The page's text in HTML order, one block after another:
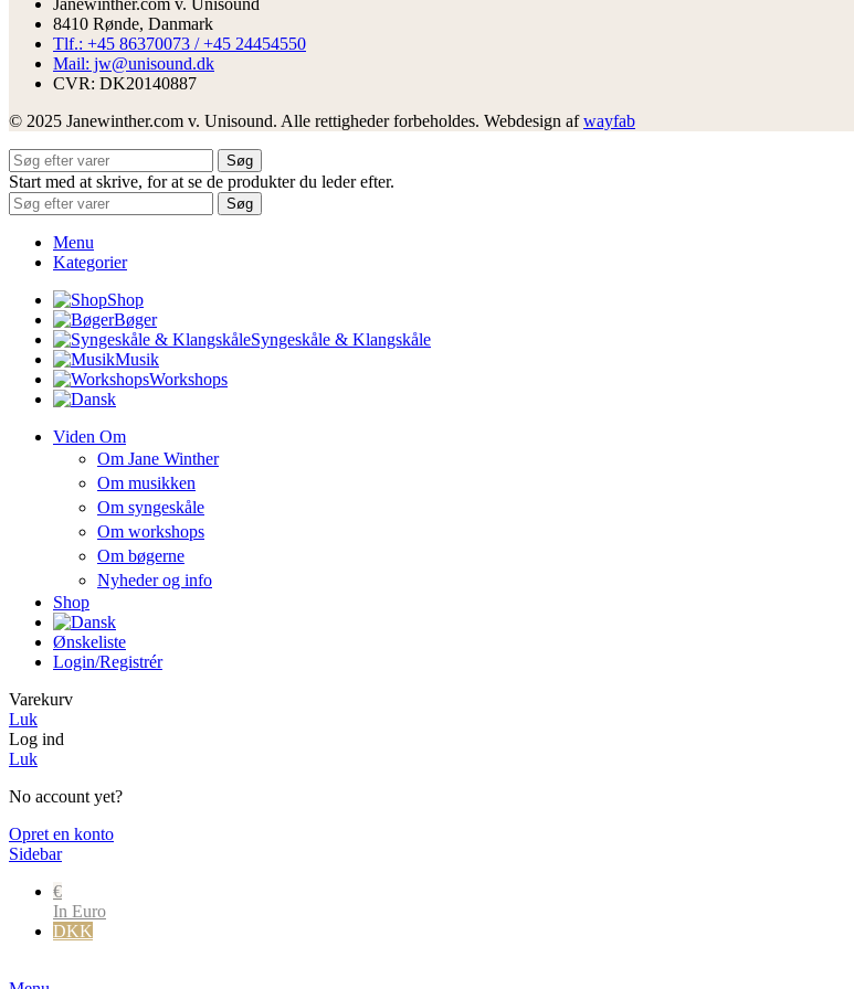
8410 Rønde, Danmark
Tlf.: +45 86370073 / +45 24454550
Mail: jw@unisound.dk
CVR: DK20140887
© 2025 Janewinther.com v. Unisound. Alle rettigheder forbeholdes. Webdesign afwayfab
Søg
Start med at skrive, for at se de produkter du leder efter.
Søg
Menu
Kategorier
Shop
Bøger
Syngeskåle & Klangskåle
Musik
Workshops
Viden Om
Om Jane Winther
Om musikken
Om syngeskåle
Om workshops
Om bøgerne
Nyheder og info
Shop
Ønskeliste
Login/registrér
Varekurv
Luk
Log ind
Luk
No account yet?
Opret en konto
Sidebar
€
In Euro
DKK